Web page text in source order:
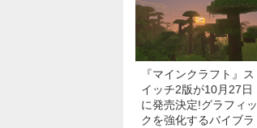
『マインクラフト』ス
イッチ2版が10月27日
に発売決定!グラフィッ
クを強化するバイブラ